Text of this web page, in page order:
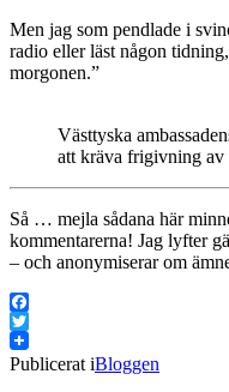
Men jag som pendlade i
radio eller läst någon
morgonen.”
Västtyska
att kräva frigivning av
Så … mejla sådana här
kommentarerna! Jag lyfter
– och anonymiserar om
Facebook
Twitter
Publicerat iBloggen